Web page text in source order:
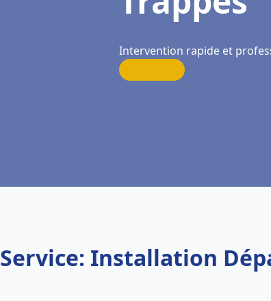
Intervention rapide et
Service: Installation